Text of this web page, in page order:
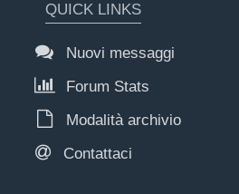
QUICK LINKS
Nuovi messaggi
Forum Stats
Modalità archivio
Contattaci